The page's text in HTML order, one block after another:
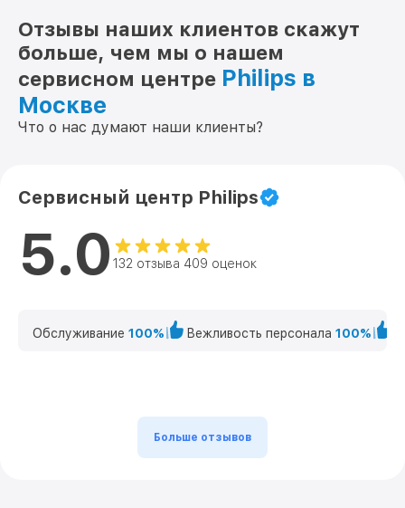
Отзывы наших клиентов скажут
больше, чем мы о нашем
сервисном центре Philips в
Москве
Что о нас думают наши клиенты?
Сервисный центр Philips
5.0 132 отзыва 409 оценок
Обслуживание 100% Вежливость персонала 100%
Больше отзывов